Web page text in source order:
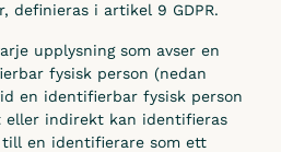
definieras i artikel 9 GDPR.
upplysning som avser en
fysisk person (nedan
en identifierbar fysisk person
eller indirekt kan identifieras
en identifierare som ett